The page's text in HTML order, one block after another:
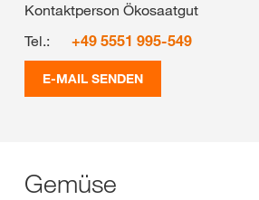
Kontaktperson Ökosaatgut
Tel.:
+49 5551 995-549
E-MAIL SENDEN
Gemüse